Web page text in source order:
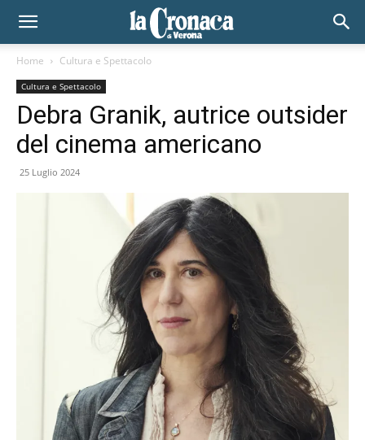
Home Cultura e Spettacolo
Cultura e Spettacolo
Debra Granik, autrice outsider
del cinema americano
25 Luglio 2024